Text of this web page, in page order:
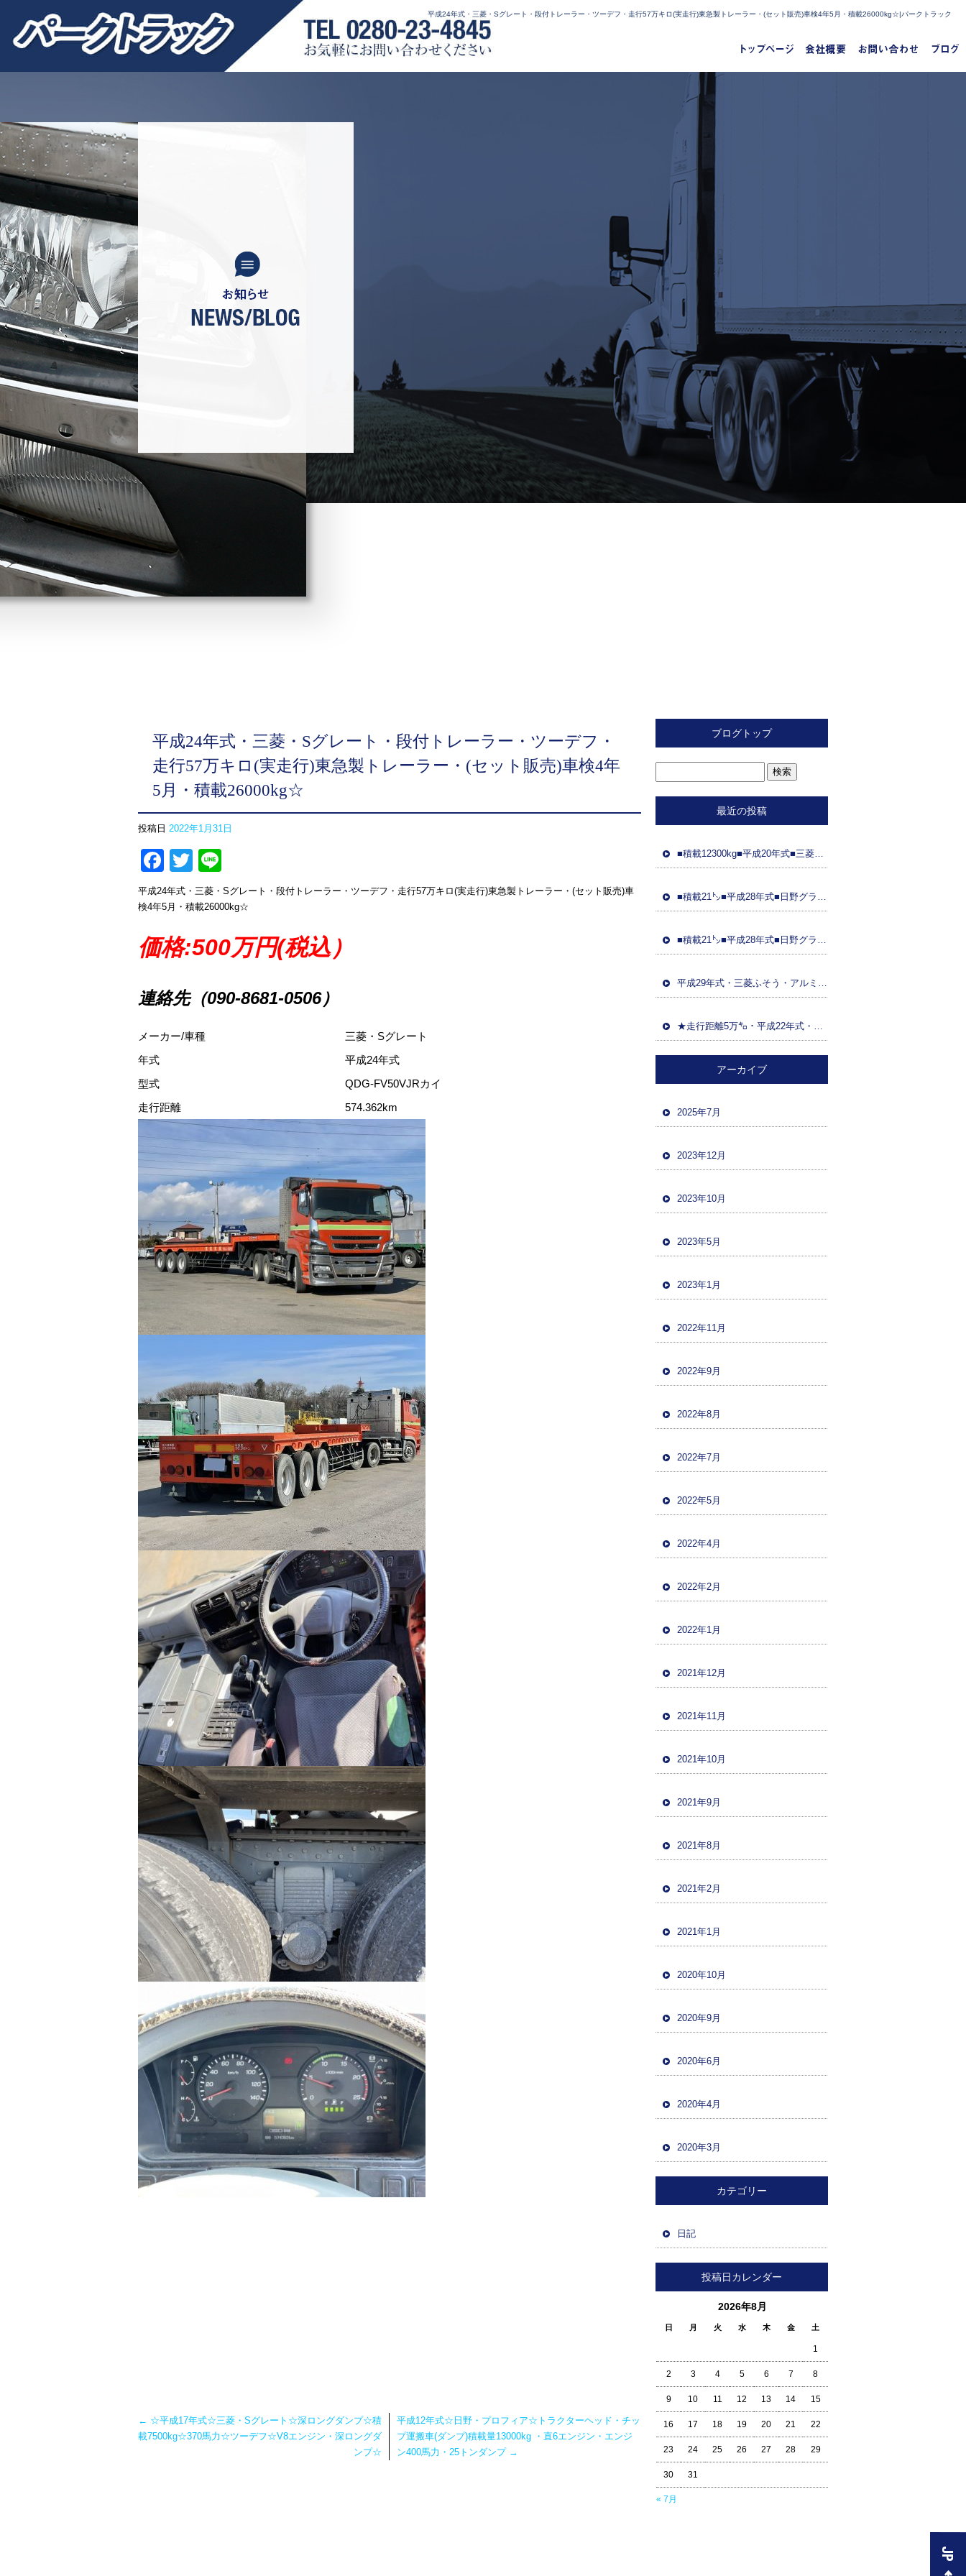
平成24年式・三菱・Sグレート・段付トレーラー・ツーデフ・走行57万キロ(実走行)東急製トレーラー・(セット販売)車検4年5月・積載26000kg☆|パークトラック
平成24年式・三菱・Sグレート・段付トレーラー・ツーデフ・
走行57万キロ(実走行)東急製トレーラー・(セット販売)車検4年
5月・積載26000kg☆
投稿日 2022年1月31日
Facebook
Twitter
平成24年式・三菱・Sグレート・段付トレーラー・ツーデフ・走行57万キロ(実走行)東急製トレーラー・(セット販売)車
検4年5月・積載26000kg☆
価格:500万円(税込）
連絡先（090-8681-0506）
メーカー/車種
三菱・Sグレート
年式
平成24年式
型式
QDG-FV50VJRカイ
走行距離
574.362km
← ☆平成17年式☆三菱・Sグレート☆深ロングダンプ☆積
載7500kg☆370馬力☆ツーデフ☆V8エンジン・深ロングダ
ンプ☆
平成12年式☆日野・プロフィア☆トラクターヘッド・チッ
プ運搬車(ダンプ)積載量13000kg ・直6エンジン・エンジ
ン400馬力・25トンダンプ →
ブログトップ
最近の投稿
■積載12300kg■平成20年式■三菱ふそう■スライド重機運搬車■距離89万㌔■ラジコン■フジタ製ボディ■ 車検令和8年2月26日■国産エンジン
■積載21㌧■平成28年式■日野グラプロ■平成28年式トレーラーダンプセット(コボレーン付)■車検8年3月21日■距離48万㌔■ETC■土砂ダンプ
■積載21㌧■平成28年式■日野グラプ■平成28年式トレーラーダンプセット(コボレーン)■車検8年3月31日■距離95万㌔■ドラレコ■土砂ダンプ
平成29年式・三菱ふそう・アルミウイング(日本トレクス)・マニュアルF7・積載13600kg・距離86万㌔・380馬力・バックカメラ
★走行距離5万㌔・平成22年式・三菱ファイター・ハイジャッキセルフローダー・車検令和5年12月・バックカメラ・ツーデフ・積載10700kg★
アーカイブ
2025年7月
2023年12月
2023年10月
2023年5月
2023年1月
2022年11月
2022年9月
2022年8月
2022年7月
2022年5月
2022年4月
2022年2月
2022年1月
2021年12月
2021年11月
2021年10月
2021年9月
2021年8月
2021年2月
2021年1月
2020年10月
2020年9月
2020年6月
2020年4月
2020年3月
カテゴリー
日記
投稿日カレンダー
2026年8月
日 月 火 水 木 金 土
« 7月
1
2 3 4 5 6 7 8
9 10 11 12 13 14 15
16 17 18 19 20 21 22
23 24 25 26 27 28 29
30 31